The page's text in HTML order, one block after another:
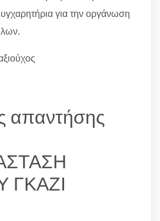
για την οργάνωση
απαντήσης
ΓΚΑΖΙ